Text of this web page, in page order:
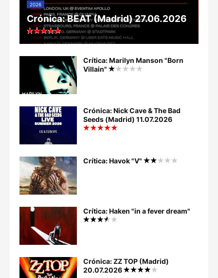
2026
Crónica: BEAT (Madrid) 27.06.2026
Crítica: Marilyn Manson "Born
Villain"
Crónica: Nick Cave & The Bad
Seeds (Madrid) 11.07.2026
Crítica: Havok "V"
Crítica: Haken "in a fever dream"
Crónica: ZZ TOP (Madrid)
20.07.2026